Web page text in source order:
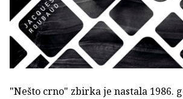
"Nešto crno" zbirka je nastala 1986.